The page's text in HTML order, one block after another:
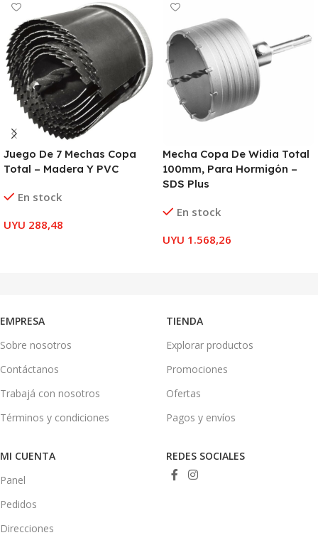
Juego De 7 Mechas Copa
Total – Madera Y PVC
En stock
UYU 288,48
Mecha Copa De Widia Total
100mm, Para Hormigón –
SDS Plus
En stock
UYU 1.568,26
EMPRESA
Sobre nosotros
Contáctanos
Trabajá con nosotros
Términos y condiciones
TIENDA
Explorar productos
Promociones
Ofertas
Pagos y envíos
MI CUENTA
Panel
Pedidos
Direcciones
REDES SOCIALES